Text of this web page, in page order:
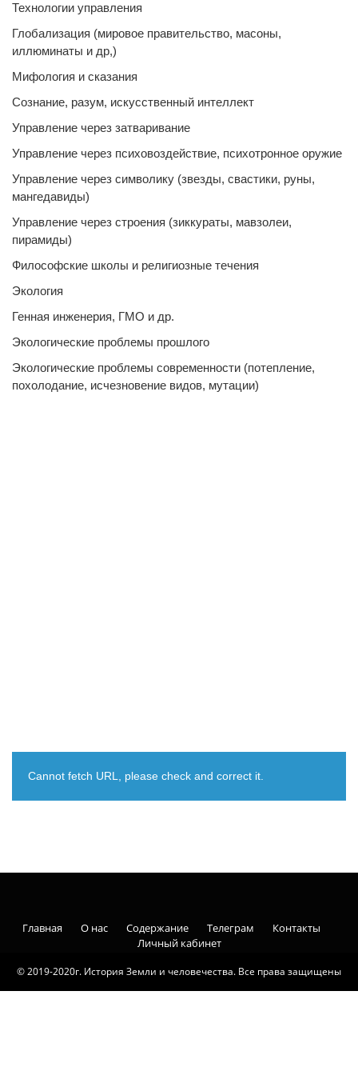
Технологии управления
Глобализация (мировое правительство, масоны,
иллюминаты и др,)
Мифология и сказания
Сознание, разум, искусственный интеллект
Управление через затваривание
Управление через психовоздействие, психотронное оружие
Управление через символику (звезды, свастики, руны,
мангедавиды)
Управление через строения (зиккураты, мавзолеи,
пирамиды)
Философские школы и религиозные течения
Экология
Генная инженерия, ГМО и др.
Экологические проблемы прошлого
Экологические проблемы современности (потепление,
похолодание, исчезновение видов, мутации)
Cannot fetch URL, please check and correct it.
© 2019-2020г. История Земли и человечества. Все права защищены
Главная О нас Содержание Телеграм
Контакты
Личный кабинет